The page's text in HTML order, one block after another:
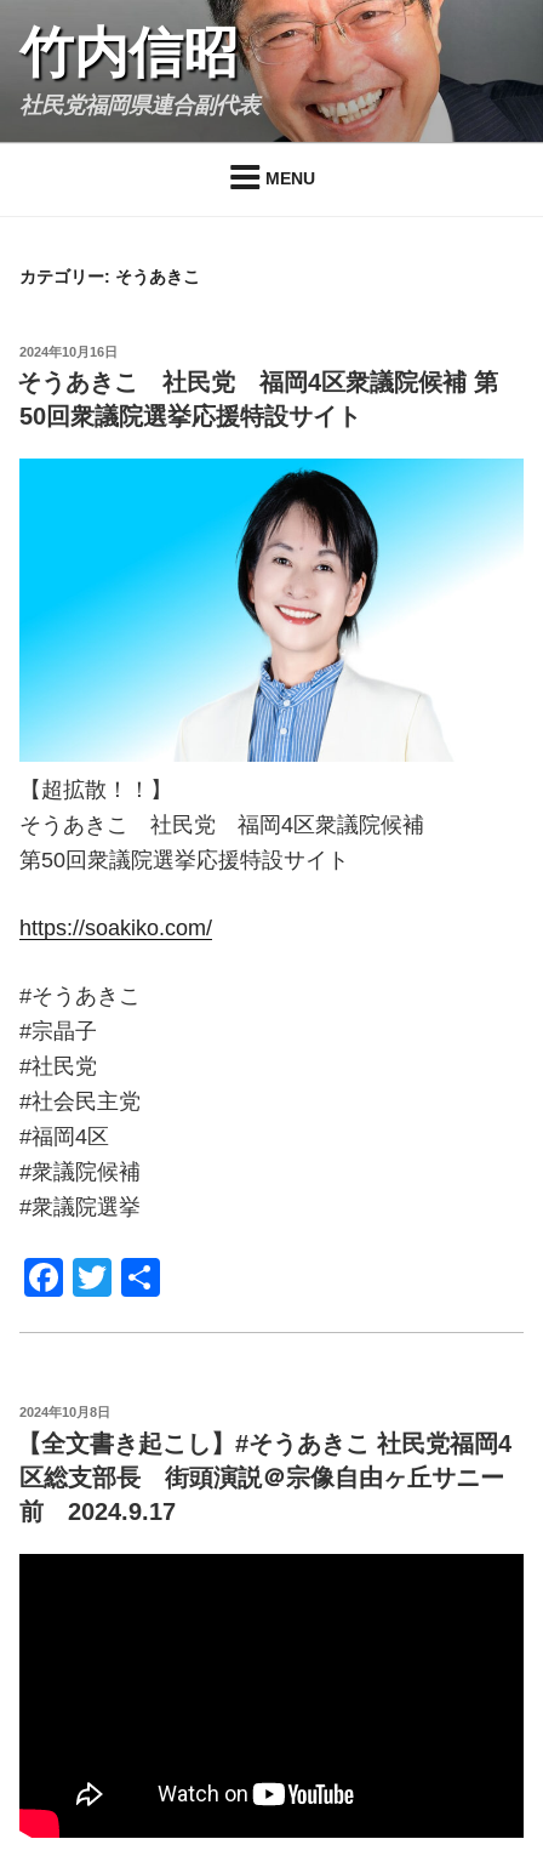
content
竹内信昭
社民党福岡県連合副代表
MENU
カテゴリー: そうあきこ
POSTED
ON
2024年10月16日
そうあきこ 社民党 福岡4区衆議院候補 第
50回衆議院選挙応援特設サイト
【超拡散！！】
そうあきこ 社民党 福岡4区衆議院候補
第50回衆議院選挙応援特設サイト
https://soakiko.com/
#そうあきこ
#宗晶子
#社民党
#社会民主党
#福岡4区
#衆議院候補
#衆議院選挙
F
b
o
o
k
T
POSTED
ON
2024年10月8日
【全文書き起こし】#そうあきこ 社民党福岡4
区総支部長 街頭演説＠宗像自由ヶ丘サニー
前 2024.9.17